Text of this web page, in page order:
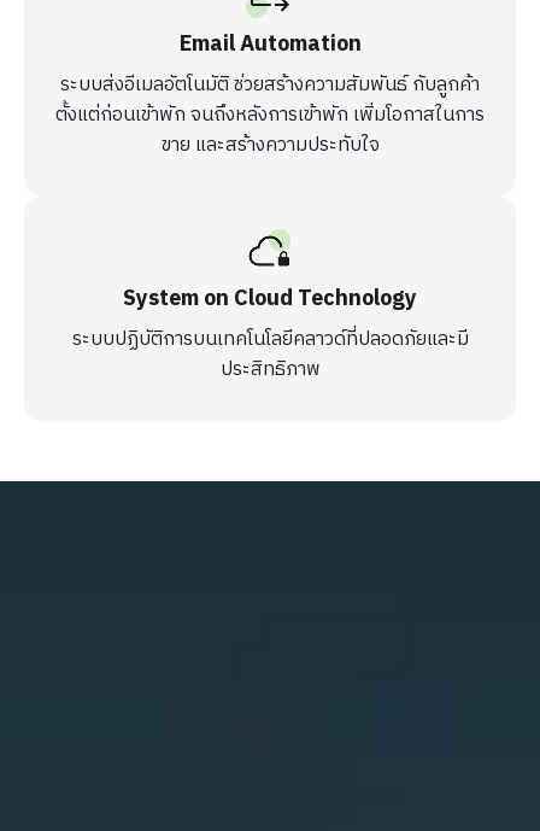
Email Automation
ระบบส่งอีเมลอัตโนมัติ ช่วยสร้างความสัมพันธ์ กับลูกค้า
ตั้งแต่ก่อนเข้าพัก จนถึงหลังการเข้าพัก เพิ่มโอกาสในการ
ขาย และสร้างความประทับใจ
System on Cloud Technology
ระบบปฏิบัติการบนเทคโนโลยีคลาวด์ที่ปลอดภัยและมี
ประสิทธิภาพ